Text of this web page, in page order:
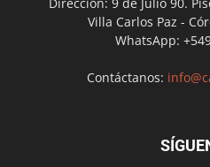
Villa Carlos Paz -
WhatsApp:
Contáctanos: